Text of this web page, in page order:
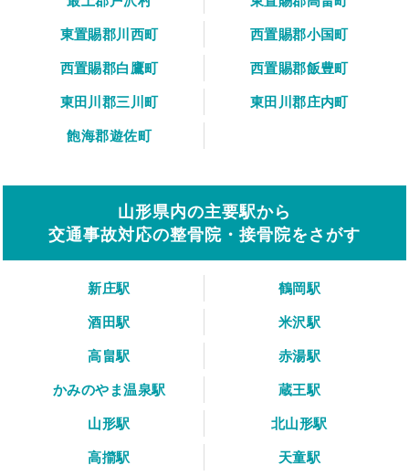
東置賜郡川西町
西置賜郡小国町
西置賜郡白鷹町
西置賜郡飯豊町
東田川郡三川町
東田川郡庄内町
飽海郡遊佐町
山形県内の主要駅から
交通事故対応の整骨院・接骨院をさがす
新庄駅
鶴岡駅
酒田駅
米沢駅
高畠駅
赤湯駅
かみのやま温泉駅
蔵王駅
山形駅
北山形駅
高擶駅
天童駅